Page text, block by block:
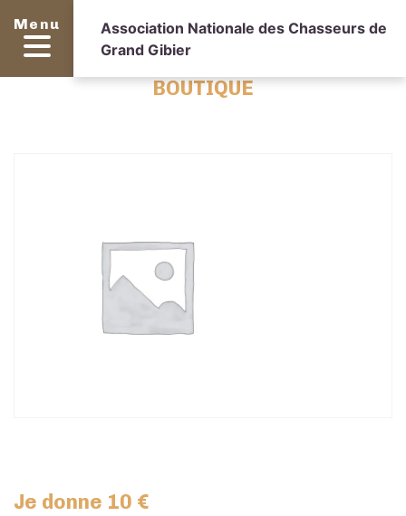
Menu
Association Nationale des Chasseurs de
Grand Gibier
BOUTIQUE
Je donne 10 €